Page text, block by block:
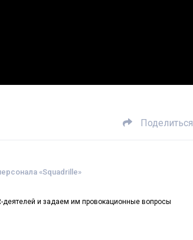
Поделиться
«Squadrille»
деятелей и задаем им провокационные вопросы